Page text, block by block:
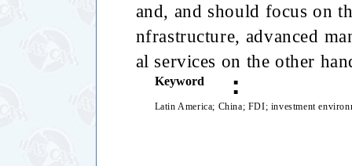
and, and should focus on
nfrastructure, advanced
al services on the other
Keyword ：
Latin America; China; FDI; investment